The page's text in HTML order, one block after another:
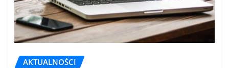
AKTUALNOŚCI